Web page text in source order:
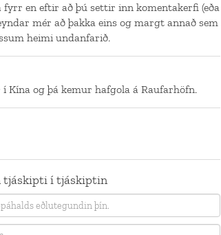
fyrr en eftir að þú settir inn komentakerfi (eða
mér að þakka eins og margt annað sem
heimi undanfarið.
Kína og þá kemur hafgola á Raufarhöfn.
tjáskipti í tjáskiptin